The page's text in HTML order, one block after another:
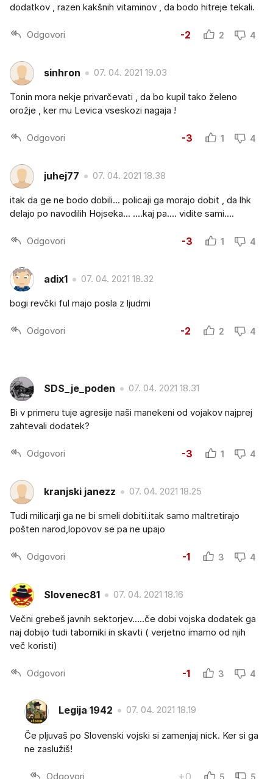
dodatkov , razen kakšnih vitaminov , da bodo hitreje tekali.
Odgovori -2 2 4
sinhron 07. 04. 2021 19.03
Tonin mora nekje privarčevati , da bo kupil tako želeno
orožje , ker mu Levica vseskozi nagaja !
Odgovori -3 1 4
juhej77 07. 04. 2021 18.38
itak da ge ne bodo dobili... policaji ga morajo dobit , da lhk
delajo po navodilih Hojseka... ....kaj pa.... vidite sami....
Odgovori -3 1 4
adix1 07. 04. 2021 18.32
bogi revčki ful majo posla z ljudmi
Odgovori -2 2 4
SDS_je_poden 07. 04. 2021 18.31
Bi v primeru tuje agresije naši manekeni od vojakov najprej
zahtevali dodatek?
Odgovori -3 1 4
kranjski janezz 07. 04. 2021 18.25
Tudi milicarji ga ne bi smeli dobiti.itak samo maltretirajo
pošten narod,lopovov se pa ne upajo
Odgovori -1 3 4
Slovenec81 07. 04. 2021 18.16
Večni grebeš javnih sektorjev.....če dobi vojska dodatek ga
naj dobijo tudi taborniki in skavti ( verjetno imamo od njih
več koristi)
Odgovori -1 3 4
Legija 1942 07. 04. 2021 18.19
Če pljuvaš po Slovenski vojski si zamenjaj nick. Ker si ga
ne zaslužiš!
Odgovori 5 5